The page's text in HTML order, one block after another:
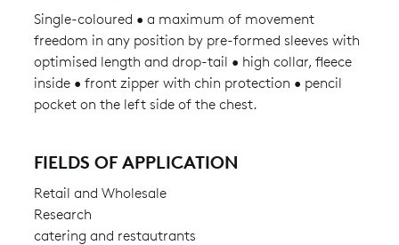
Single-coloured • a maximum of movement
freedom in any position by pre-formed sleeves with
optimised length and drop-tail • high collar, fleece
inside • front zipper with chin protection • pencil
pocket on the left side of the chest.
FIELDS OF APPLICATION
Retail and Wholesale
Research
catering and restautrants